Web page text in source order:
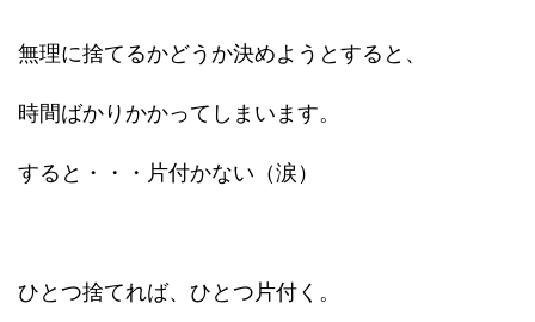
無理に捨てるかどうか決めようとすると、
時間ばかりかかってしまいます。
すると・・・片付かない（涙）
ひとつ捨てれば、ひとつ片付く。